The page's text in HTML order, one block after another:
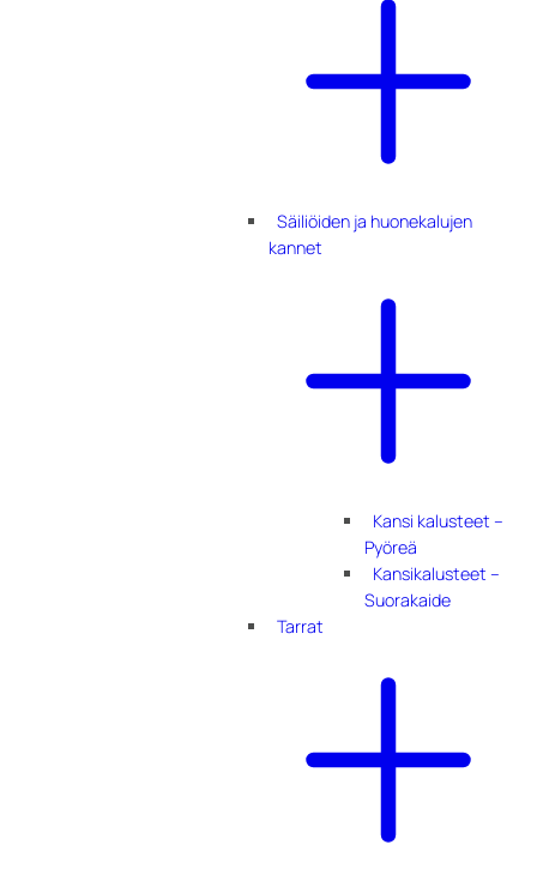
Säiliöiden ja huonekalujen
kannet
Kansi kalusteet –
Pyöreä
Kansikalusteet –
Suorakaide
Tarrat